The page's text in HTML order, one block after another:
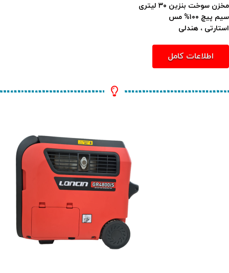
مخزن سوخت بنزین ۳۰ لیتری
سیم پیچ ۱۰۰% مس
استارتی ، هندلی
اطلاعات کامل